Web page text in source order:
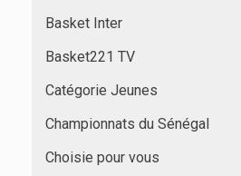
Basket Inter
Basket221 TV
Catégorie Jeunes
Championnats du Sénégal
Choisie pour vous